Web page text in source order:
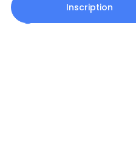
Inscription